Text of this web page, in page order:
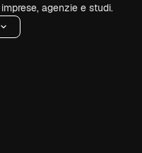
agenzie e studi.